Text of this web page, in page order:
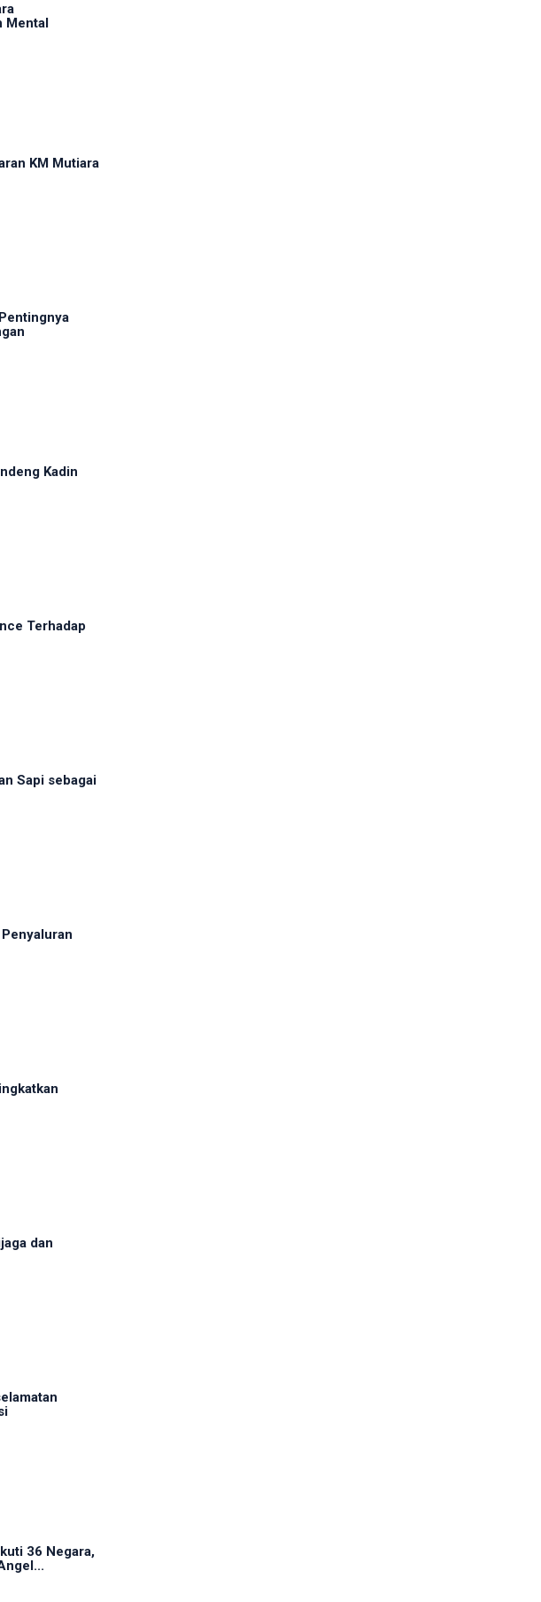
Mental
KM Mutiara
Kadin
Terhadap
Sapi sebagai
dan
36 Negara,